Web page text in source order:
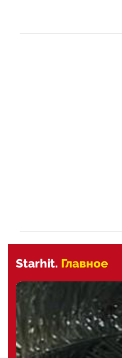
Starhit. Главное